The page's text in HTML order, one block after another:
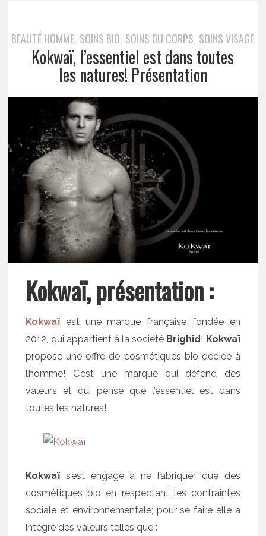
BEAUTÉ HOMME, SOINS BIO, SOINS DU CORPS, SOINS VISAGE
Kokwaï, l’essentiel est dans toutes
les natures! Présentation
Kokwaï, présentation :
Kokwaï est une marque française fondée en
2012, qui appartient à la société Brighid! Kokwaï
propose une offre de cosmétiques bio dédiée à
l’homme! C’est une marque qui défend des
valeurs et qui pense que l’essentiel est dans
toutes les natures!
Kokwaï s’est engagé à ne fabriquer que des
cosmétiques bio en respectant les contraintes
sociale et environnementale; pour se faire elle a
intégré des valeurs telles que :